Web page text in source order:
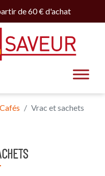
de 60 € d'achat
Vrac et sachets